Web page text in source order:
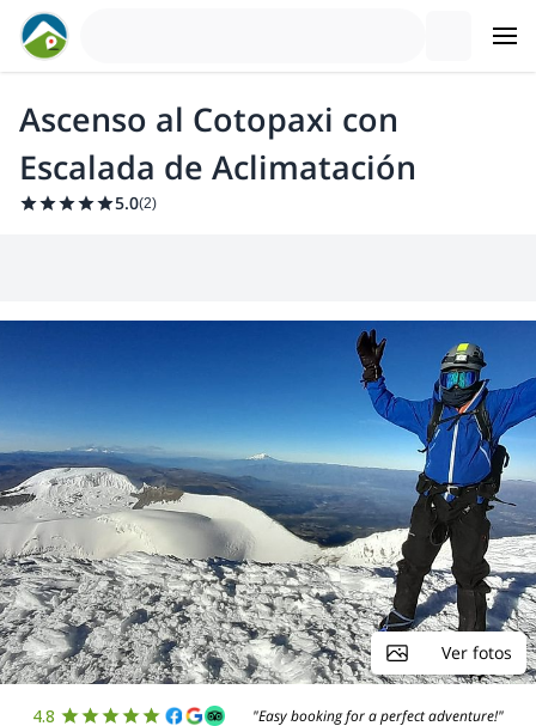
Ascenso al Cotopaxi con
Escalada de Aclimatación
5.0(2)
Ver fotos
4.8 "Easy booking for a perfect adventure!"